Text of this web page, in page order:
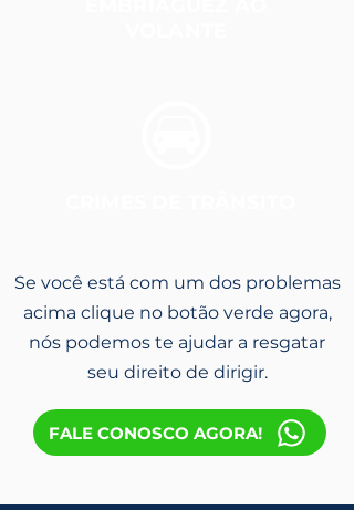
Se você está com um dos problemas
acima clique no botão verde agora,
nós podemos te ajudar a resgatar
seu direito de dirigir.
FALE CONOSCO AGORA!